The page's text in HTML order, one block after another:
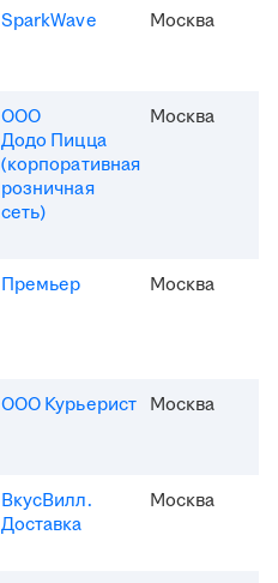
SparkWave Москва
ООО
Додо Пицца
(корпоративная
розничная
сеть)
Москва
Премьер Москва
ООО Курьерист Москва
ВкусВилл.
Доставка
Москва